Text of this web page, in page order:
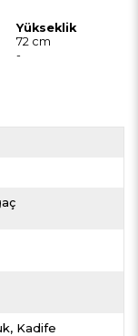
Yükseklik
72 cm
-
Kadife